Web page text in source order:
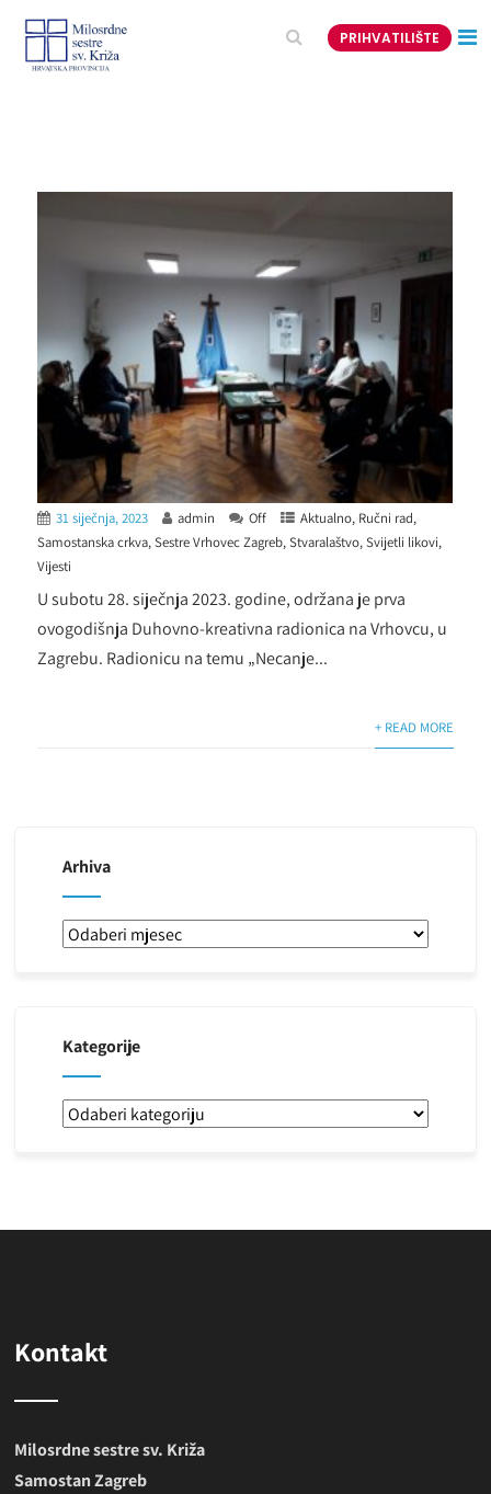
PRIHVATILIŠTE
31 siječnja, 2023 admin Off Aktualno, Ručni rad,
Samostanska crkva,Sestre Vrhovec Zagreb,Stvaralaštvo,Svijetli likovi,
Vijesti
U subotu 28. siječnja 2023. godine, održana je prva
ovogodišnja Duhovno-kreativna radionica na Vrhovcu, u
Zagrebu. Radionicu na temu „Necanje...
+ READ MORE
Arhiva
Arhiva
Kategorije
Kategorije
Kontakt
Milosrdne sestre sv. Križa
Samostan Zagreb